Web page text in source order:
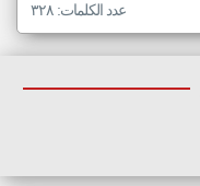
عدد الكلمات: ٣٢٨